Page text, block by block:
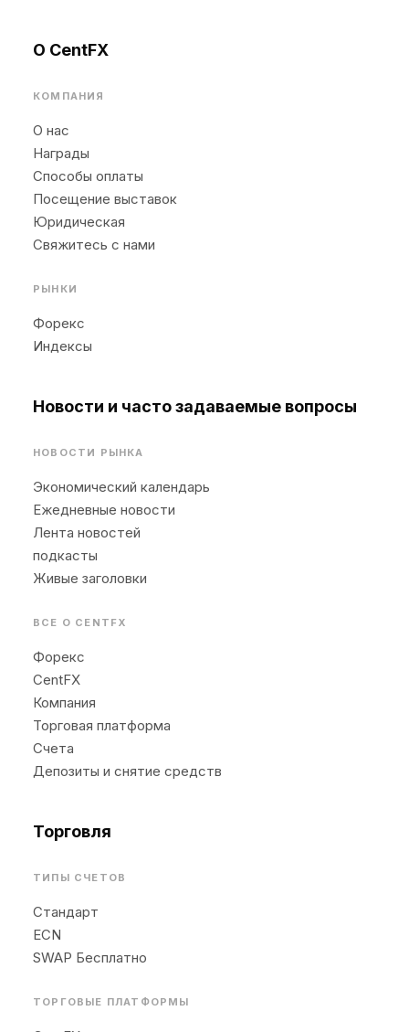
О CentFX
КОМПАНИЯ
О нас
Награды
Способы оплаты
Посещение выставок
Юридическая
Свяжитесь с нами
РЫНКИ
Форекс
Индексы
Новости и часто задаваемые вопросы
НОВОСТИ РЫНКА
Экономический календарь
Ежедневные новости
Лента новостей
подкасты
Живые заголовки
ВСЕ О CENTFX
Форекс
CentFX
Компания
Торговая платформа
Счета
Депозиты и снятие средств
Торговля
ТИПЫ СЧЕТОВ
Стандарт
ECN
SWAP Бесплатно
ТОРГОВЫЕ ПЛАТФОРМЫ